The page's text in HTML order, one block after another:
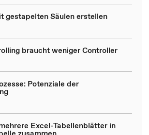
gestapelten Säulen erstellen
braucht weniger Controller
Potenziale der
Excel-Tabellenblätter in
zusammen